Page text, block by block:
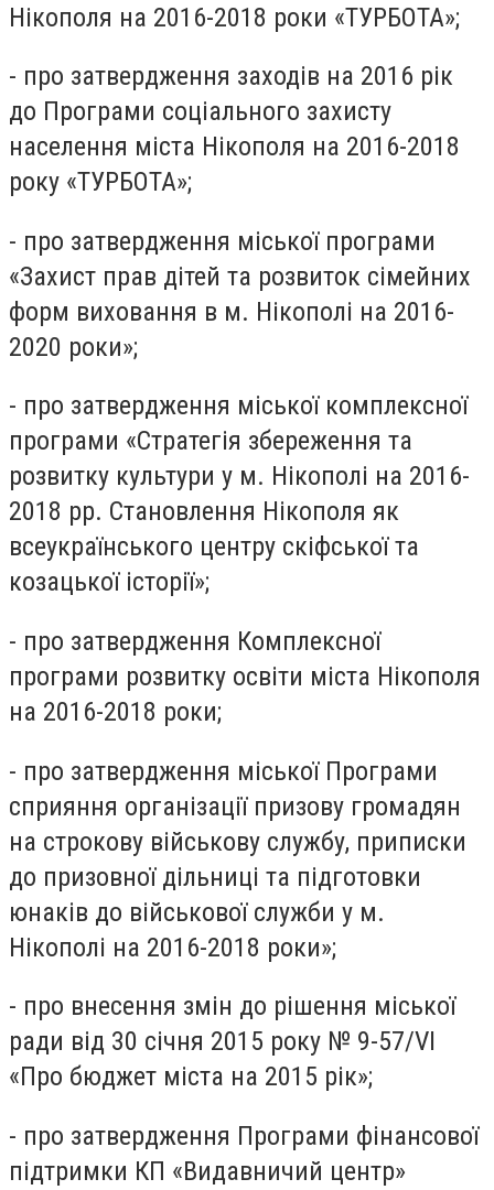
Нікополя на 2016-2018 роки «ТУРБОТА»;
- про затвердження заходів на 2016 рік
до Програми соціального захисту
населення міста Нікополя на 2016-2018
року «ТУРБОТА»;
- про затвердження міської програми
«Захист прав дітей та розвиток сімейних
форм виховання в м. Нікополі на 2016-
2020 роки»;
- про затвердження міської комплексної
програми «Стратегія збереження та
розвитку культури у м. Нікополі на 2016-
2018 рр. Становлення Нікополя як
всеукраїнського центру скіфської та
козацької історії»;
- про затвердження Комплексної
програми розвитку освіти міста Нікополя
на 2016-2018 роки;
- про затвердження міської Програми
сприяння організації призову громадян
на строкову військову службу, приписки
до призовної дільниці та підготовки
юнаків до військової служби у м.
Нікополі на 2016-2018 роки»;
- про внесення змін до рішення міської
ради від 30 січня 2015 року № 9-57/VІ
«Про бюджет міста на 2015 рік»;
- про затвердження Програми фінансової
підтримки КП «Видавничий центр»